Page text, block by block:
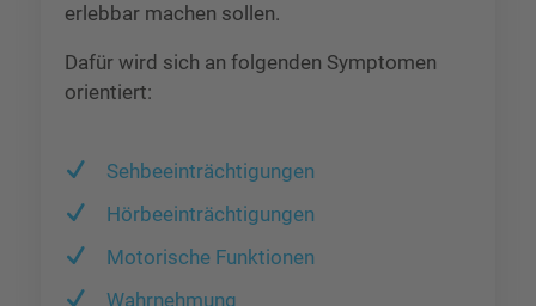
erlebbar machen sollen.
Dafür wird sich an folgenden Symptomen
orientiert:
Sehbeeinträchtigungen
Hörbeeinträchtigungen
Motorische Funktionen
Wahrnehmung